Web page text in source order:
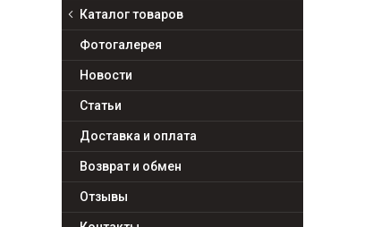
Каталог товаров
Фотогалерея
Новости
Статьи
Доставка и оплата
Возврат и обмен
Отзывы